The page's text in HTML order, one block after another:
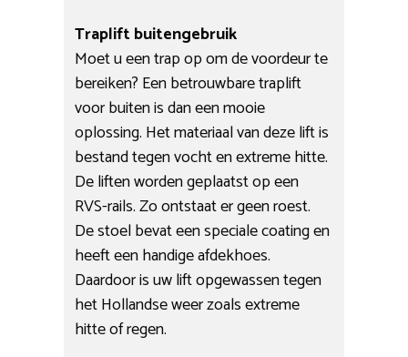
Traplift buitengebruik
Moet u een trap op om de voordeur te
bereiken? Een betrouwbare traplift
voor buiten is dan een mooie
oplossing. Het materiaal van deze lift is
bestand tegen vocht en extreme hitte.
De liften worden geplaatst op een
RVS-rails. Zo ontstaat er geen roest.
De stoel bevat een speciale coating en
heeft een handige afdekhoes.
Daardoor is uw lift opgewassen tegen
het Hollandse weer zoals extreme
hitte of regen.